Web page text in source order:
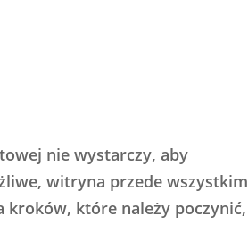
nie wystarczy, aby
witryna przede wszystkim
które należy poczynić,